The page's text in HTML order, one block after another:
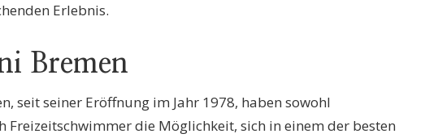
Erlebnis.
Bremen
seit seiner Eröffnung im Jahr 1978, haben sowohl
Freizeitschwimmer die Möglichkeit, sich in einem der besten